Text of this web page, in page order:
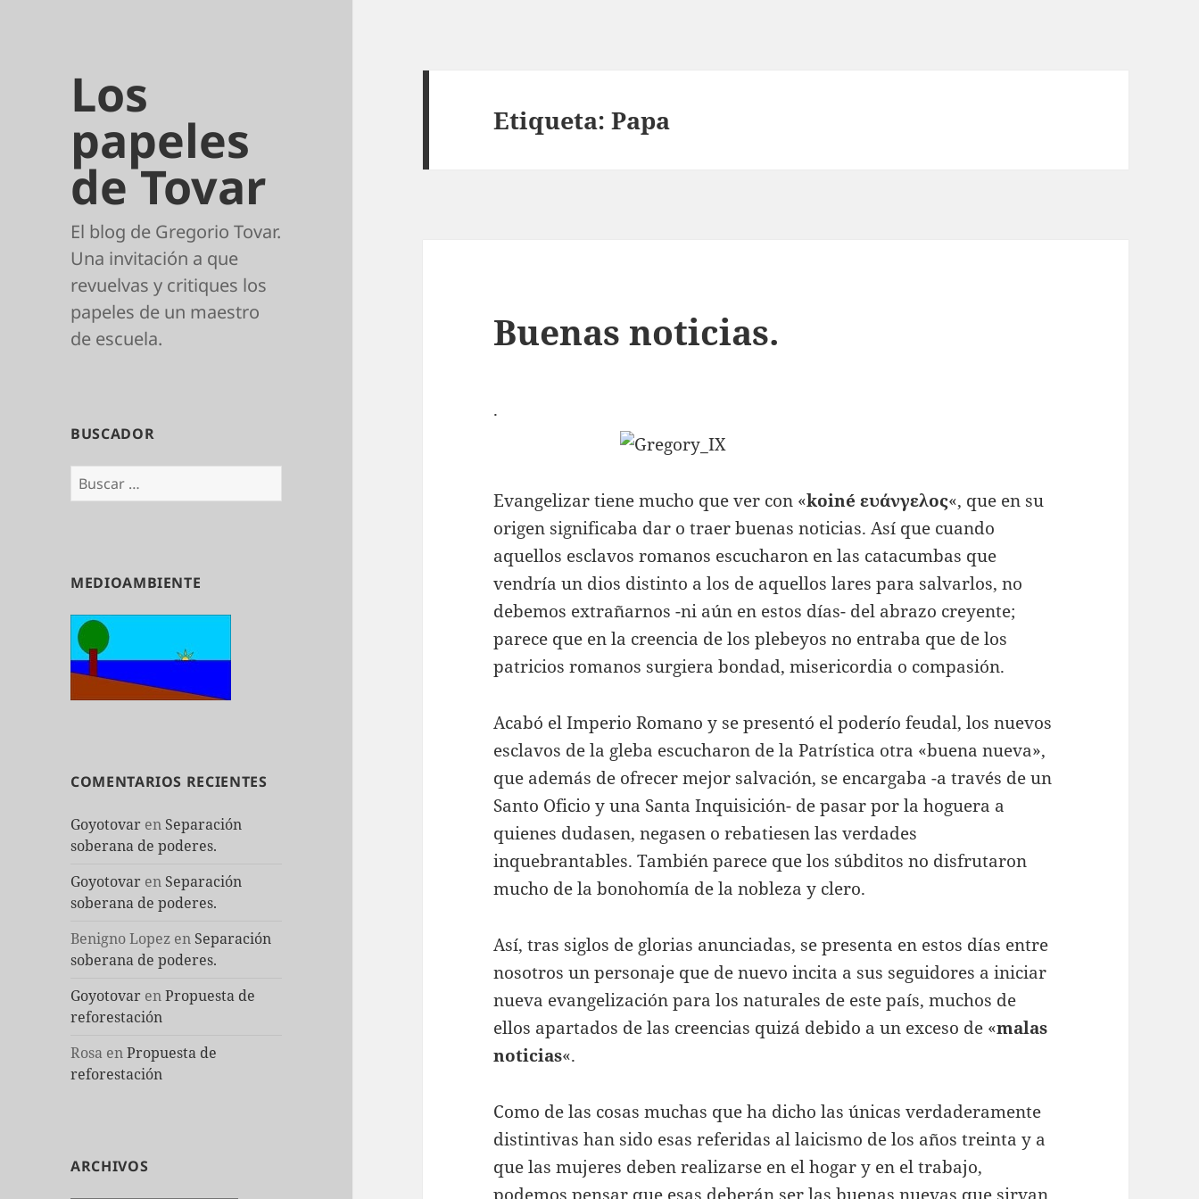
Los
papeles
de Tovar
El blog de Gregorio Tovar.
Una invitación a que
revuelvas y critiques los
papeles de un maestro
de escuela.
BUSCADOR
Buscar:
MEDIOAMBIENTE
COMENTARIOS RECIENTES
Goyotovar en Separación
soberana de poderes.
Goyotovar en Separación
soberana de poderes.
Benigno Lopez en Separación
soberana de poderes.
Goyotovar enPropuesta de
reforestación
Rosa enPropuesta de
reforestación
ARCHIVOS
Etiqueta:Papa
Buenas noticias.
.
Evangelizar tiene mucho que ver con «koiné ευάνγελος«, que en su
origen significaba dar o traer buenas noticias. Así que cuando
aquellos esclavos romanos escucharon en las catacumbas que
vendría un dios distinto a los de aquellos lares para salvarlos, no
debemos extrañarnos -ni aún en estos días- del abrazo creyente;
parece que en la creencia de los plebeyos no entraba que de los
patricios romanos surgiera bondad, misericordia o compasión.
Acabó el Imperio Romano y se presentó el poderío feudal, los nuevos
esclavos de la gleba escucharon de la Patrística otra «buena nueva»,
que además de ofrecer mejor salvación, se encargaba -a través de un
Santo Oficio y una Santa Inquisición- de pasar por la hoguera a
quienes dudasen, negasen o rebatiesen las verdades
inquebrantables. También parece que los súbditos no disfrutaron
mucho de la bonohomía de la nobleza y clero.
Así, tras siglos de glorias anunciadas, se presenta en estos días entre
nosotros un personaje que de nuevo incita a sus seguidores a iniciar
nueva evangelización para los naturales de este país, muchos de
ellos apartados de las creencias quizá debido a un exceso de «malas
noticias«.
Como de las cosas muchas que ha dicho las únicas verdaderamente
distintivas han sido esas referidas al laicismo de los años treinta y a
que las mujeres deben realizarse en el hogar y en el trabajo,